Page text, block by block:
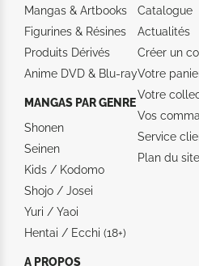
Mangas & Artbooks
Figurines & Résines
Produits Dérivés
Anime DVD & Blu‑ray
MANGAS PAR GENRE
Shonen
Seinen
Kids / Kodomo
Shojo / Josei
Yuri / Yaoi
Hentai / Ecchi (18+)
Catalogue
Actualités
Créer un
Votre
Votre
Vos
Service
Plan du site
A PROPOS